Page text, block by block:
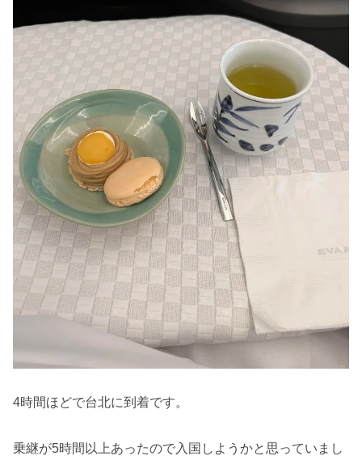
4時間ほどで台北に到着です。
乗継が5時間以上あったので入国しようかと思っていまし